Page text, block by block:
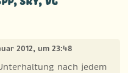
2012, um 23:48
nach jedem